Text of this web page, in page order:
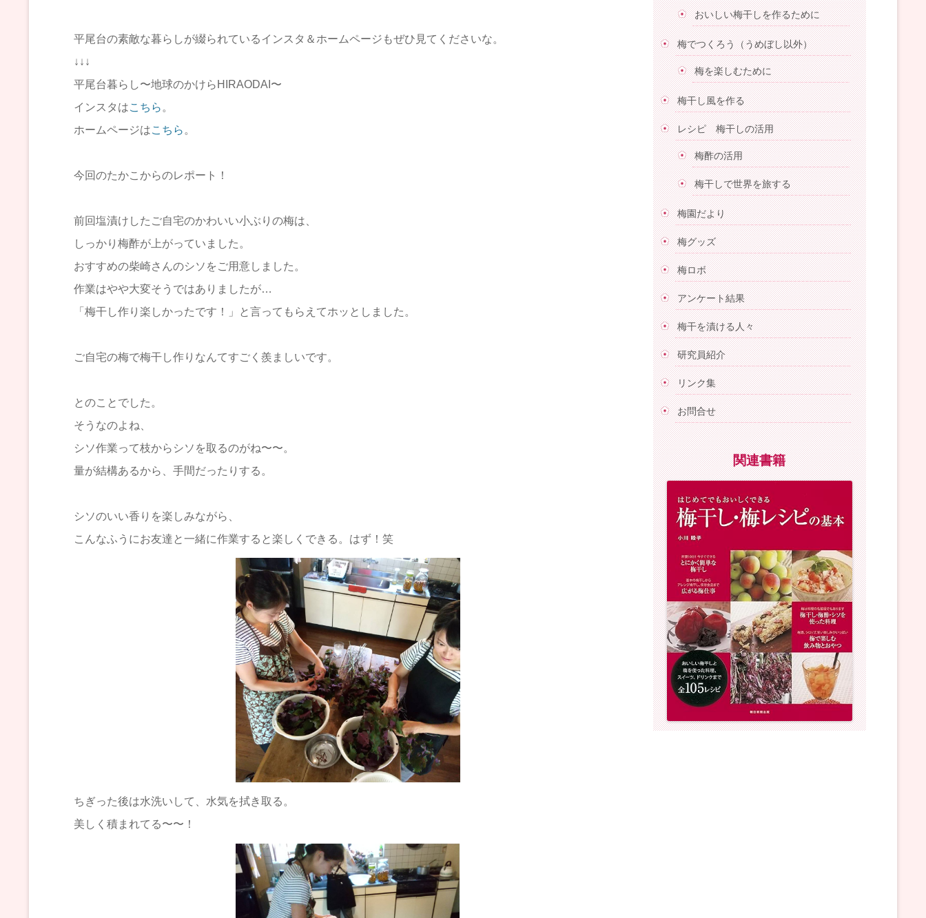
平尾台の素敵な暮らしが綴られているインスタ＆ホームページもぜひ見てくださいな。
↓↓↓
平尾台暮らし〜地球のかけらHIRAODAI〜
インスタはこちら 。
ホームページはこちら 。
今回のたかこからのレポート！
前回塩漬けしたご自宅のかわいい小ぶりの梅は、
しっかり梅酢が上がっていました。
おすすめの柴崎さんのシソをご用意しました。
作業はやや大変そうではありましたが…
「梅干し作り楽しかったです！」と言ってもらえてホッとしました。
ご自宅の梅で梅干し作りなんてすごく羨ましいです。
とのことでした。
そうなのよね、
シソ作業って枝からシソを取るのがね〜〜。
量が結構あるから、手間だったりする。
シソのいい香りを楽しみながら、
こんなふうにお友達と一緒に作業すると楽しくできる。はず！笑
ちぎった後は水洗いして、水気を拭き取る。
美しく積まれてる〜〜！
おいしい梅干しを作るために
梅でつくろう（うめぼし以外）
梅を楽しむために
梅干し風を作る
レシピ 梅干しの活用
梅酢の活用
梅干しで世界を旅する
梅園だより
梅グッズ
梅ロボ
アンケート結果
梅干を漬ける人々
研究員紹介
リンク集
お問合せ
関連書籍